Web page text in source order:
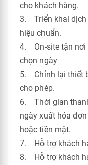
cho khách hàng.
3. Triển khai dịch
hiệu chuẩn.
4. On-site tận nơi
chọn ngày
5. Chỉnh lại thiết
cho phép.
6. Thời gian
ngày xuất hóa
hoặc tiền mặt.
7. Hỗ trợ khách
8. Hỗ trợ khách